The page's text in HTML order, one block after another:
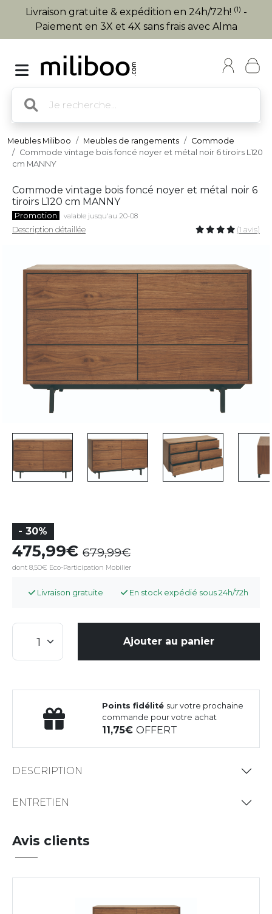
Livraison gratuite & expédition en 24h/72h! (1) -
Paiement en 3X et 4X sans frais avec Alma
Meubles Miliboo Meubles de rangements
Commode
Commode vintage bois foncé noyer et métal noir 6 tiroirs L120
cm MANNY
Commode vintage bois foncé noyer et métal noir 6
tiroirs L120 cm MANNY
Promotion valable jusqu'au 20-08
Description détaillée (1 avis)
- 30%
475,99 679,99
dont 8,50€ Eco-Participation Mobilier
Livraison gratuite En stock expédié sous 24h/72h
Ajouter au panier
Points fidélité sur votre prochaine
commande pour votre achat
11,75OFFERT
DESCRIPTION
ENTRETIEN
Avis clients